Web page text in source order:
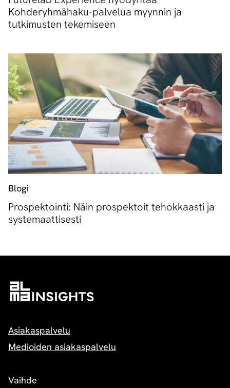
Kohderyhmähaku-palvelua myynnin ja
tutkimusten tekemiseen
Blogi
Prospektointi: Näin prospektoit tehokkaasti ja
systemaattisesti
Asiakaspalvelu
Medioiden asiakaspalvelu
Vaihde